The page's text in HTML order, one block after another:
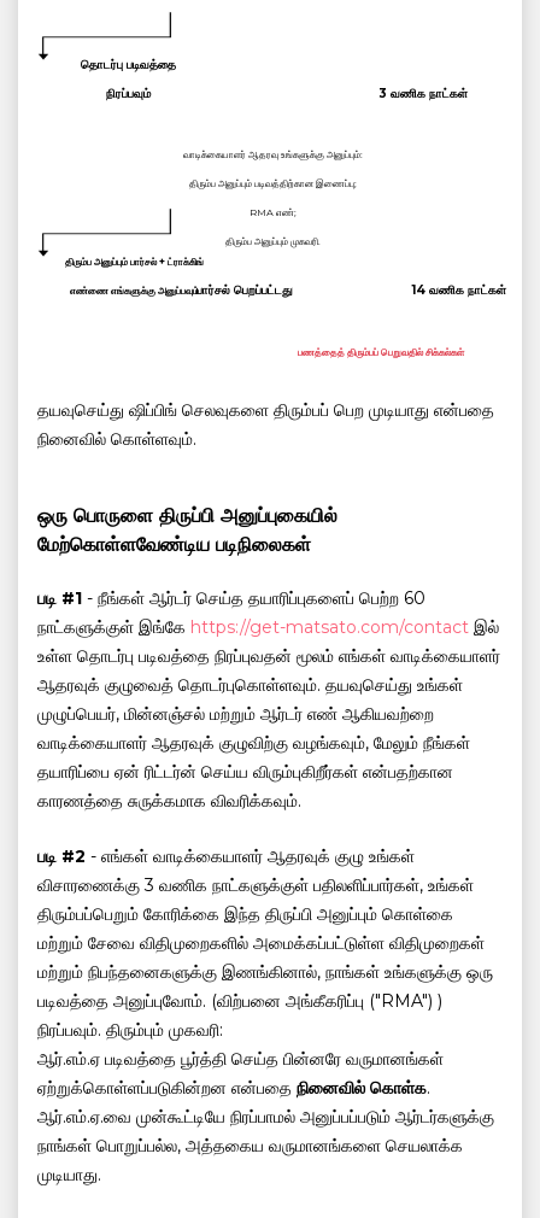
தொடர்பு படிவத்தை
நிரப்பவும்
3 வணிக நாட்கள்
வாடிக்கையாளர் ஆதரவு உங்களுக்கு அனுப்பும்:
திரும்ப அனுப்பும் படிவத்திற்கான இணைப்பு;
RMA எண்;
திரும்ப அனுப்பும் முகவரி.
திரும்ப அனுப்பும் பார்சல் + ட்ராக்கிங்
எண்ணை எங்களுக்கு அனுப்பவும்பார்சல் பெறப்பட்டது 14 வணிக நாட்கள்
பணத்தைத் திரும்பப் பெறுவதில் சிக்கல்கள்
தயவுசெய்து ஷிப்பிங் செலவுகளை திரும்பப் பெற முடியாது என்பதை
நினைவில் கொள்ளவும்.
ஒரு பொருளை திருப்பி அனுப்புகையில்
மேற்கொள்ளவேண்டிய படிநிலைகள்
படி #1 - நீங்கள் ஆர்டர் செய்த தயாரிப்புகளைப் பெற்ற 60
நாட்களுக்குள் இங்கே https://get-matsato.com/contact இல்
உள்ள தொடர்பு படிவத்தை நிரப்புவதன் மூலம் எங்கள் வாடிக்கையாளர்
ஆதரவுக் குழுவைத் தொடர்புகொள்ளவும். தயவுசெய்து உங்கள்
முழுப்பெயர், மின்னஞ்சல் மற்றும் ஆர்டர் எண் ஆகியவற்றை
வாடிக்கையாளர் ஆதரவுக் குழுவிற்கு வழங்கவும், மேலும் நீங்கள்
தயாரிப்பை ஏன் ரிட்டர்ன் செய்ய விரும்புகிறீர்கள் என்பதற்கான
காரணத்தை சுருக்கமாக விவரிக்கவும்.
படி #2 - எங்கள் வாடிக்கையாளர் ஆதரவுக் குழு உங்கள்
விசாரணைக்கு 3 வணிக நாட்களுக்குள் பதிலளிப்பார்கள், உங்கள்
திரும்பப்பெறும் கோரிக்கை இந்த திருப்பி அனுப்பும் கொள்கை
மற்றும் சேவை விதிமுறைகளில் அமைக்கப்பட்டுள்ள விதிமுறைகள்
மற்றும் நிபந்தனைகளுக்கு இணங்கினால், நாங்கள் உங்களுக்கு ஒரு
படிவத்தை அனுப்புவோம். (விற்பனை அங்கீகரிப்பு ("RMA") )
நிரப்பவும். திரும்பும் முகவரி:
ஆர்.எம்.ஏ படிவத்தை பூர்த்தி செய்த பின்னரே வருமானங்கள்
ஏற்றுக்கொள்ளப்படுகின்றன என்பதை நினைவில் கொள்க.
ஆர்.எம்.ஏ.வை முன்கூட்டியே நிரப்பாமல் அனுப்பப்படும் ஆர்டர்களுக்கு
நாங்கள் பொறுப்பல்ல, அத்தகைய வருமானங்களை செயலாக்க
முடியாது.